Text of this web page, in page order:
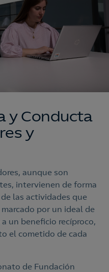
y Conducta
y
aunque son
intervienen de forma
las actividades que
por un ideal de
un beneficio recíproco,
el cometido de cada
de Fundación